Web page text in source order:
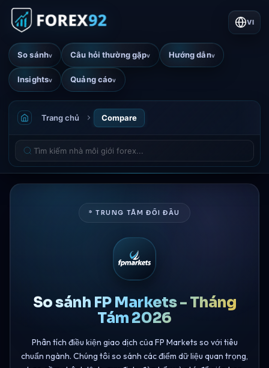
So sánhv Câu hỏi thường gặpv Hướng dẫnv
Insightsv Quảng cáov
VI
Trang chủ Compare
* TRUNG TÂM ĐỐI ĐẦU
So sánh FP Markets - Tháng
Tám 2026
Phân tích điều kiện giao dịch của FP Markets so với tiêu
chuẩn ngành. Chúng tôi so sánh các điểm dữ liệu quan trọng,